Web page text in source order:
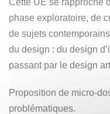
Cette UE se rapproche
phase exploratoire, de
de sujets
du design : du design
passant par le design
Proposition de micro-
problématiques.